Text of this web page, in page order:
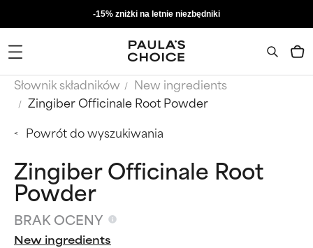
-15% zniżki na letnie niezbędniki
Słownik składników
New ingredients
Zingiber Officinale Root Powder
Powrót do wyszukiwania
Zingiber Officinale Root
Powder
BRAK OCENY
New ingredients